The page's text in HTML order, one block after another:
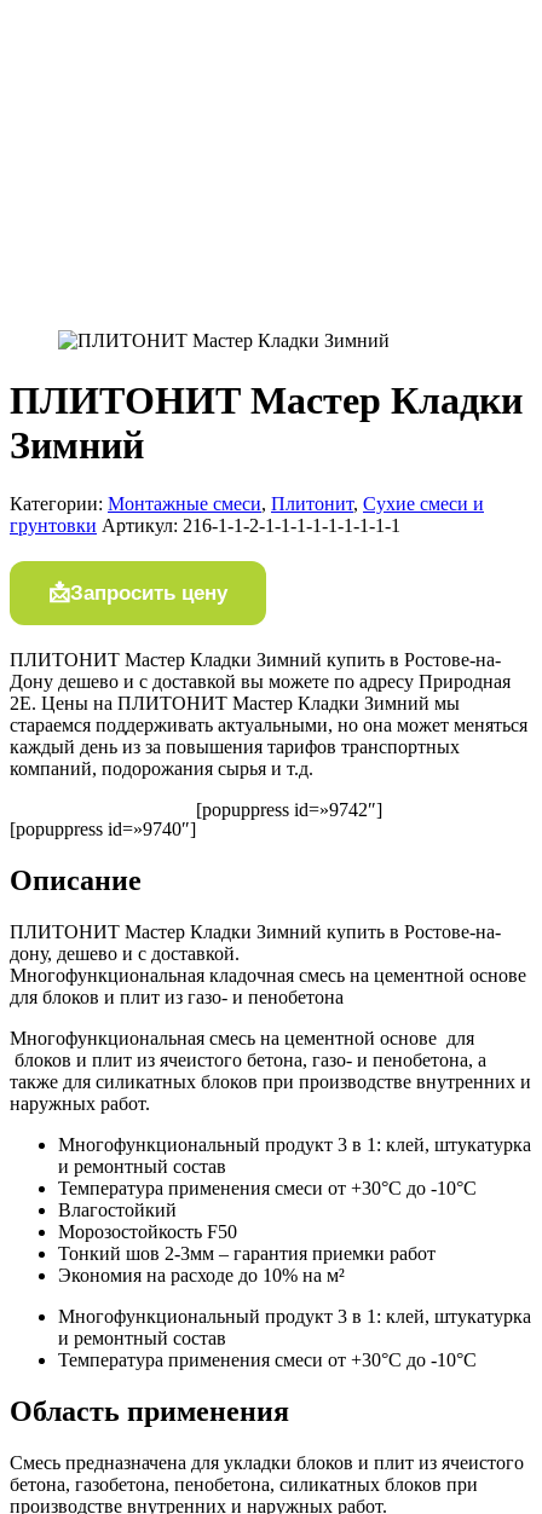
ПЛИТОНИТ Мастер Кладки
Зимний
Категории: Монтажные смеси, Плитонит, Сухие смеси и
грунтовки Артикул: 216-1-1-2-1-1-1-1-1-1-1-1-1
Запросить цену
ПЛИТОНИТ Мастер Кладки Зимний купить в Ростове-на-
Дону дешево и с доставкой вы можете по адресу Природная
2Е. Цены на ПЛИТОНИТ Мастер Кладки Зимний мы
стараемся поддерживать актуальными, но она может меняться
каждый день из за повышения тарифов транспортных
компаний, подорожания сырья и т.д.
[popuppress id=»9740″]
[popuppress id=»9742″]
Описание
ПЛИТОНИТ Мастер Кладки Зимний купить в Ростове-на-
дону, дешево и с доставкой.
Многофункциональная кладочная смесь на цементной основе
для блоков и плит из газо- и пенобетона
Многофункциональная смесь на цементной основе для
блоков и плит из ячеистого бетона, газо- и пенобетона, а
также для силикатных блоков при производстве внутренних и
наружных работ.
Многофункциональный продукт 3 в 1: клей, штукатурка
и ремонтный состав
Температура применения смеси от +30°С до -10°С
Влагостойкий
Морозостойкость F50
Тонкий шов 2-3мм – гарантия приемки работ
Экономия на расходе до 10% на м²
Многофункциональный продукт 3 в 1: клей, штукатурка
и ремонтный состав
Температура применения смеси от +30°С до -10°С
Область применения
Смесь предназначена для укладки блоков и плит из ячеистого
бетона, газобетона, пенобетона, силикатных блоков при
производстве внутренних и наружных работ.